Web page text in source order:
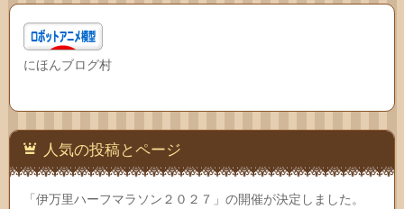
にほんブログ村
人気の投稿とページ
「伊万里ハーフマラソン２０２７」の開催が決定しました。